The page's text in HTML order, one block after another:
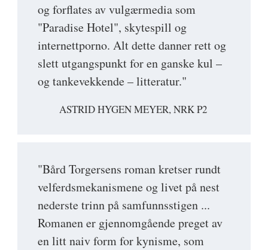
og forflates av vulgærmedia som
"Paradise Hotel", skytespill og
internettporno. Alt dette danner rett og
slett utgangspunkt for en ganske kul –
og tankevekkende – litteratur."
ASTRID HYGEN MEYER, NRK P2
"Bård Torgersens roman kretser rundt
velferdsmekanismene og livet på nest
nederste trinn på samfunnsstigen ...
Romanen er gjennomgående preget av
en litt naiv form for kynisme, som